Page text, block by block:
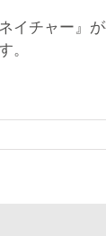
イチャー』
。